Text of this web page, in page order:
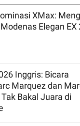
XMax:
Elegan EX
Inggris: Bicara
Marquez dan
Bakal Juara di